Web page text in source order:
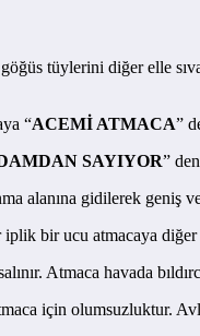
tüylerini diğer elle
“ACEMİ ATMACA”
SAYIYOR”
alanına gidilerek geniş
bir ucu atmacaya diğer
Atmaca havada
için olumsuzluktur.